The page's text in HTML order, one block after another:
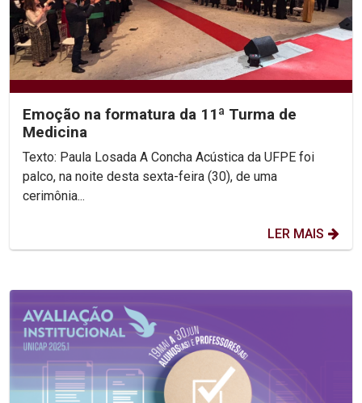
Emoção na formatura da 11ª Turma de
Medicina
Texto: Paula Losada A Concha Acústica da UFPE foi
palco, na noite desta sexta-feira (30), de uma
cerimônia...
LER MAIS